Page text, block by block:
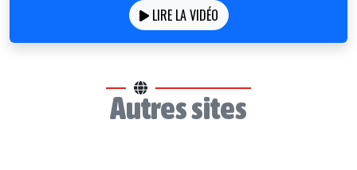
LIRE LA VIDÉO
Autres sites